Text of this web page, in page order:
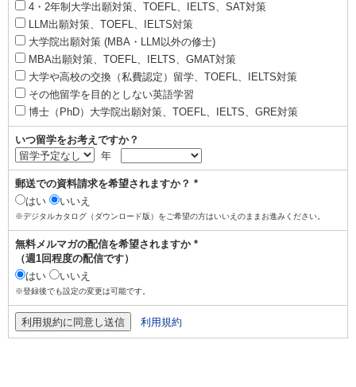
4・2年制大学出願対策、TOEFL、IELTS、SAT対策
LLM出願対策、TOEFL、IELTS対策
大学院出願対策 (MBA・LLM以外の修士)
MBA出願対策、TOEFL、IELTS、GMAT対策
大学や高校の交換（私費認定）留学、TOEFL、IELTS対策
その他留学を目的としない英語学習
博士（PhD）大学院出願対策、TOEFL、IELTS、GRE対策
いつ留学をお考えですか？
年
郵送での資料請求を希望されますか？ *
はい
いいえ
※デジタルカタログ（ダウンロード版）をご希望の方はいいえのままお進みください。
無料メルマガの配信を希望されますか *
（週1回程度の配信です）
はい
いいえ
※登録後でも設定の変更は可能です。
利用規約